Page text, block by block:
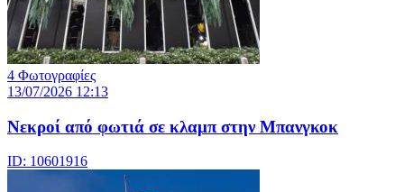
4 Φωτογραφίες
13/07/2026 12:13
Νεκροί από φωτιά σε κλαμπ στην Μπανγκοκ
ID: 10601916